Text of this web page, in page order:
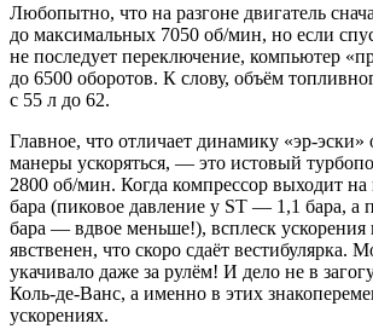
Любопытно, что на разгоне двигатель
до максимальных 7050 об/мин, но если
не последует переключение, компьютер
до 6500 оборотов. К слову, объём
с 55 л до 62.
Главное, что отличает динамику «эр-эски»
манеры ускоряться, — это истовый
2800 об/мин. Когда компрессор выходит
бара (пиковое давление у ST — 1,1 бара, а
бара — вдвое меньше!), всплеск ускорения
явственен, что скоро сдаёт вестибулярка.
укачивало даже за рулём! И дело не в
Коль-де-Ванc, а именно в этих
ускорениях.